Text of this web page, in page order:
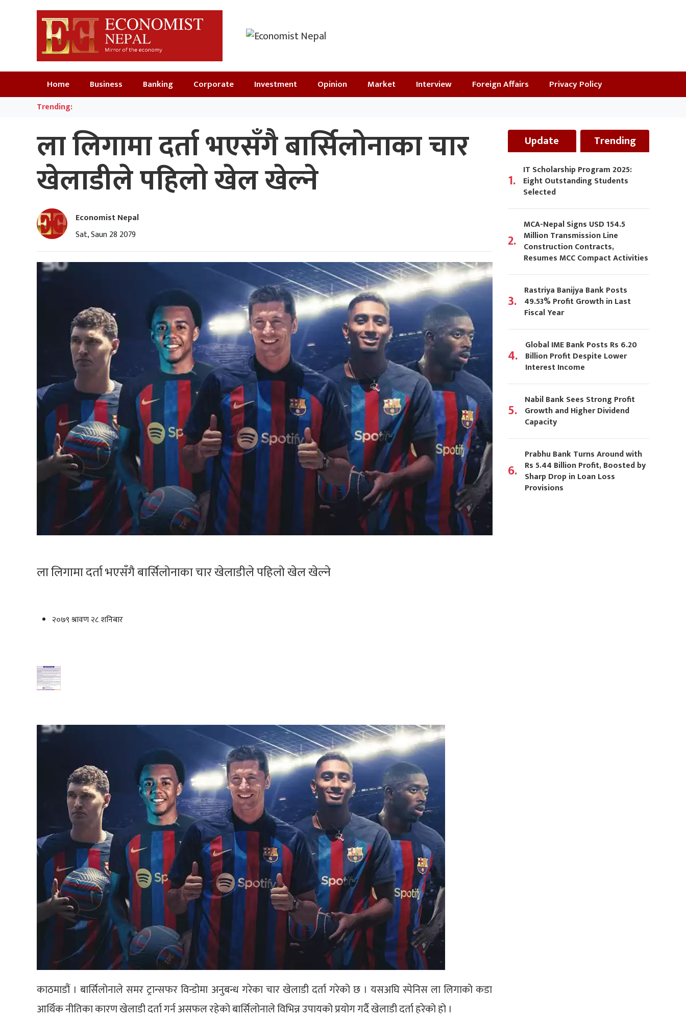
Home Business Banking Corporate Investment Opinion Market Interview Foreign Affairs Privacy Policy
Trending:
ला लिगामा दर्ता भएसँगै बार्सिलोनाका चार
खेलाडीले पहिलो खेल खेल्ने
Economist Nepal
Sat, Saun 28 2079
ला लिगामा दर्ता भएसँगै बार्सिलोनाका चार खेलाडीले पहिलो खेल खेल्ने
२०७९ श्रावण २८ शनिबार
काठमाडौं । बार्सिलोनाले समर ट्रान्सफर विन्डोमा अनुबन्ध गरेका चार खेलाडी दर्ता गरेको छ । यसअघि स्पेनिस ला लिगाको कडा
आर्थिक नीतिका कारण खेलाडी दर्ता गर्न असफल रहेको बार्सिलोनाले विभिन्न उपायको प्रयोग गर्दै खेलाडी दर्ता हरेको हो ।
Update Trending
1.
IT Scholarship Program 2025:
Eight Outstanding Students
Selected
2.
MCA-Nepal Signs USD 154.5
Million Transmission Line
Construction Contracts,
Resumes MCC Compact Activities
3.
Rastriya Banijya Bank Posts
49.53% Profit Growth in Last
Fiscal Year
4.
Global IME Bank Posts Rs 6.20
Billion Profit Despite Lower
Interest Income
5.
Nabil Bank Sees Strong Profit
Growth and Higher Dividend
Capacity
6.
Prabhu Bank Turns Around with
Rs 5.44 Billion Profit, Boosted by
Sharp Drop in Loan Loss
Provisions